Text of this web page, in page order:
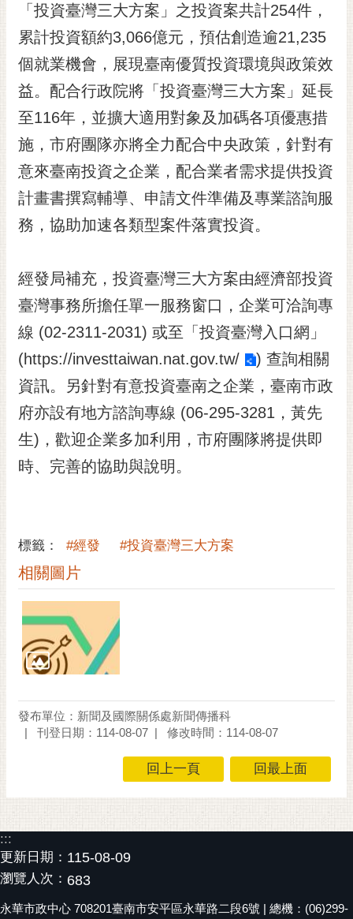
民
信
箱
English
日
本
語
隱
私
權
安
全
政
策
網
資
料
開
放
宣
交
通
位
置
「投資臺灣三大方案」之投資案共計254件，
累計投資額約3,066億元，預估創造逾21,235
個就業機會，展現臺南優質投資環境與政策效
益。配合行政院將「投資臺灣三大方案」延長
至116年，並擴大適用對象及加碼各項優惠措
施，市府團隊亦將全力配合中央政策，針對有
意來臺南投資之企業，配合業者需求提供投資
計畫書撰寫輔導、申請文件準備及專業諮詢服
務，協助加速各類型案件落實投資。
經發局補充，投資臺灣三大方案由經濟部投資
臺灣事務所擔任單一服務窗口，企業可洽詢專
線 (02-2311-2031) 或至「投資臺灣入口網」
(https://investtaiwan.nat.gov.tw/
) 查詢相關
資訊。另針對有意投資臺南之企業，臺南市政
府亦設有地方諮詢專線 (06-295-3281，黃先
生)，歡迎企業多加利用，市府團隊將提供即
時、完善的協助與說明。
標籤： #經發 #投資臺灣三大方案
相關圖片
發布單位：新聞及國際關係處新聞傳播科
刊登日期：114-08-07
修改時間：114-08-07
回上一頁 回最上面
:::
更新日期： 115-08-09
瀏覽人次： 683
永華市政中心 708201臺南市安平區永華路二段6號 | 總機：(06)299-